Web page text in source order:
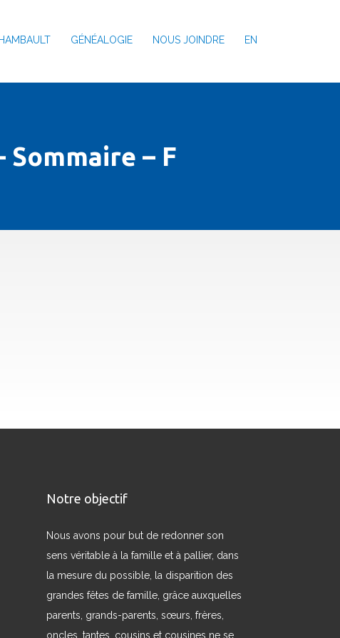
GÉNÉALOGIE NOUS JOINDRE EN
Sommaire – F
Notre objectif
Nous avons pour but de redonner son
sens véritable à la famille et à pallier, dans
la mesure du possible, la disparition des
grandes fêtes de famille, grâce auxquelles
parents, grands-parents, sœurs, frères,
oncles, tantes, cousins et cousines ne se